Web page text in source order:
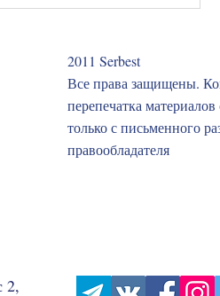
2011 Serbest
Все права защищены.
перепечатка
только с письменного
правообладателя
2,